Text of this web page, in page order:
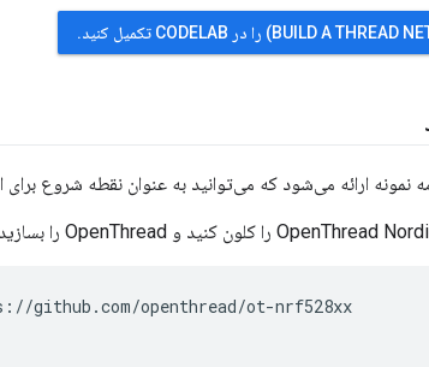
openthread/ot-nrf528xx